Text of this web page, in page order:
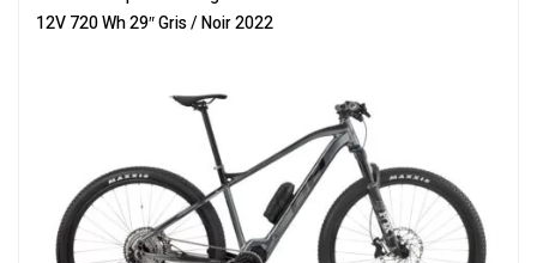
Électriques
12V 720 Wh 29″ Gris / Noir 2022